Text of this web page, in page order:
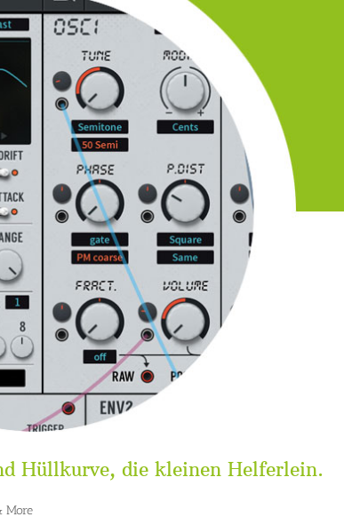
Hüllkurve, die kleinen Helferlein.
More